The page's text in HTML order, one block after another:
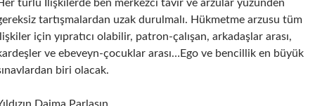
türlü İlişkilerde ben merkezci tavır ve arzular yüzünden
tartışmalardan uzak durulmalı. Hükmetme arzusu tüm
için yıpratıcı olabilir, patron-çalışan, arkadaşlar arası,
ve ebeveyn-çocuklar arası…Ego ve bencillik en büyük
biri olacak.
Daima Parlasın